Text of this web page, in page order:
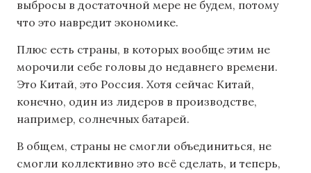
выбросы в достаточной мере не будем, потому
что это навредит экономике.
Плюс есть страны, в которых вообще этим не
морочили себе головы до недавнего времени.
Это Китай, это Россия. Хотя сейчас Китай,
конечно, один из лидеров в производстве,
например, солнечных батарей.
В общем, страны не смогли объединиться, не
смогли коллективно это всё сделать, и теперь,